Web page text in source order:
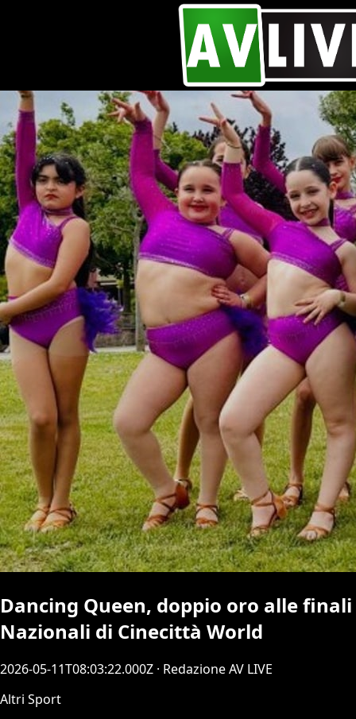
Dancing Queen, doppio oro alle finali
Nazionali di Cinecittà World
2026-05-11T08:03:22.000Z · Redazione AV LIVE
Altri Sport